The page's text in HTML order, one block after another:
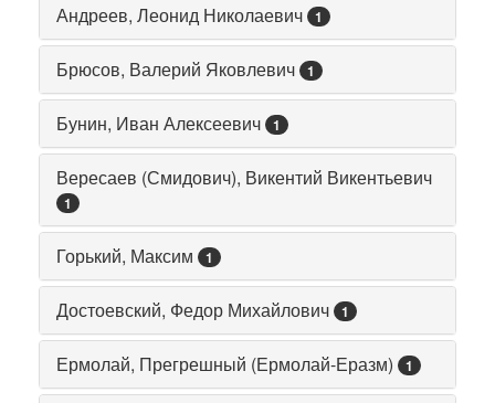
Андреев, Леонид Николаевич 1
Брюсов, Валерий Яковлевич 1
Бунин, Иван Алексеевич 1
Вересаев (Смидович), Викентий Викентьевич
1
Горький, Максим 1
Достоевский, Федор Михайлович 1
Ермолай, Прегрешный (Ермолай-Еразм) 1